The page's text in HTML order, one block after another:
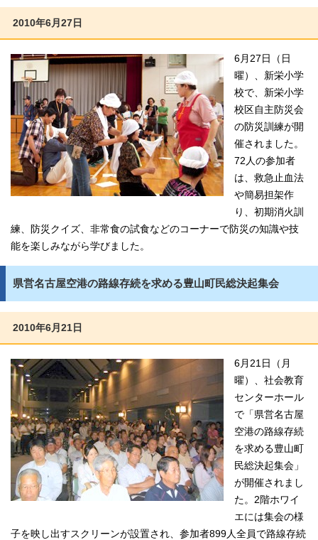
2010年6月27日
6月27日（日
曜）、新栄小学
校で、新栄小学
校区自主防災会
の防災訓練が開
催されました。
72人の参加者
は、救急止血法
や簡易担架作
り、初期消火訓
練、防災クイズ、非常食の試食などのコーナーで防災の知識や技
能を楽しみながら学びました。
県営名古屋空港の路線存続を求める豊山町民総決起集会
2010年6月21日
6月21日（月
曜）、社会教育
センターホール
で「県営名古屋
空港の路線存続
を求める豊山町
民総決起集会」
が開催されまし
た。2階ホワイ
エには集会の様
子を映し出すスクリーンが設置され、参加者899人全員で路線存続